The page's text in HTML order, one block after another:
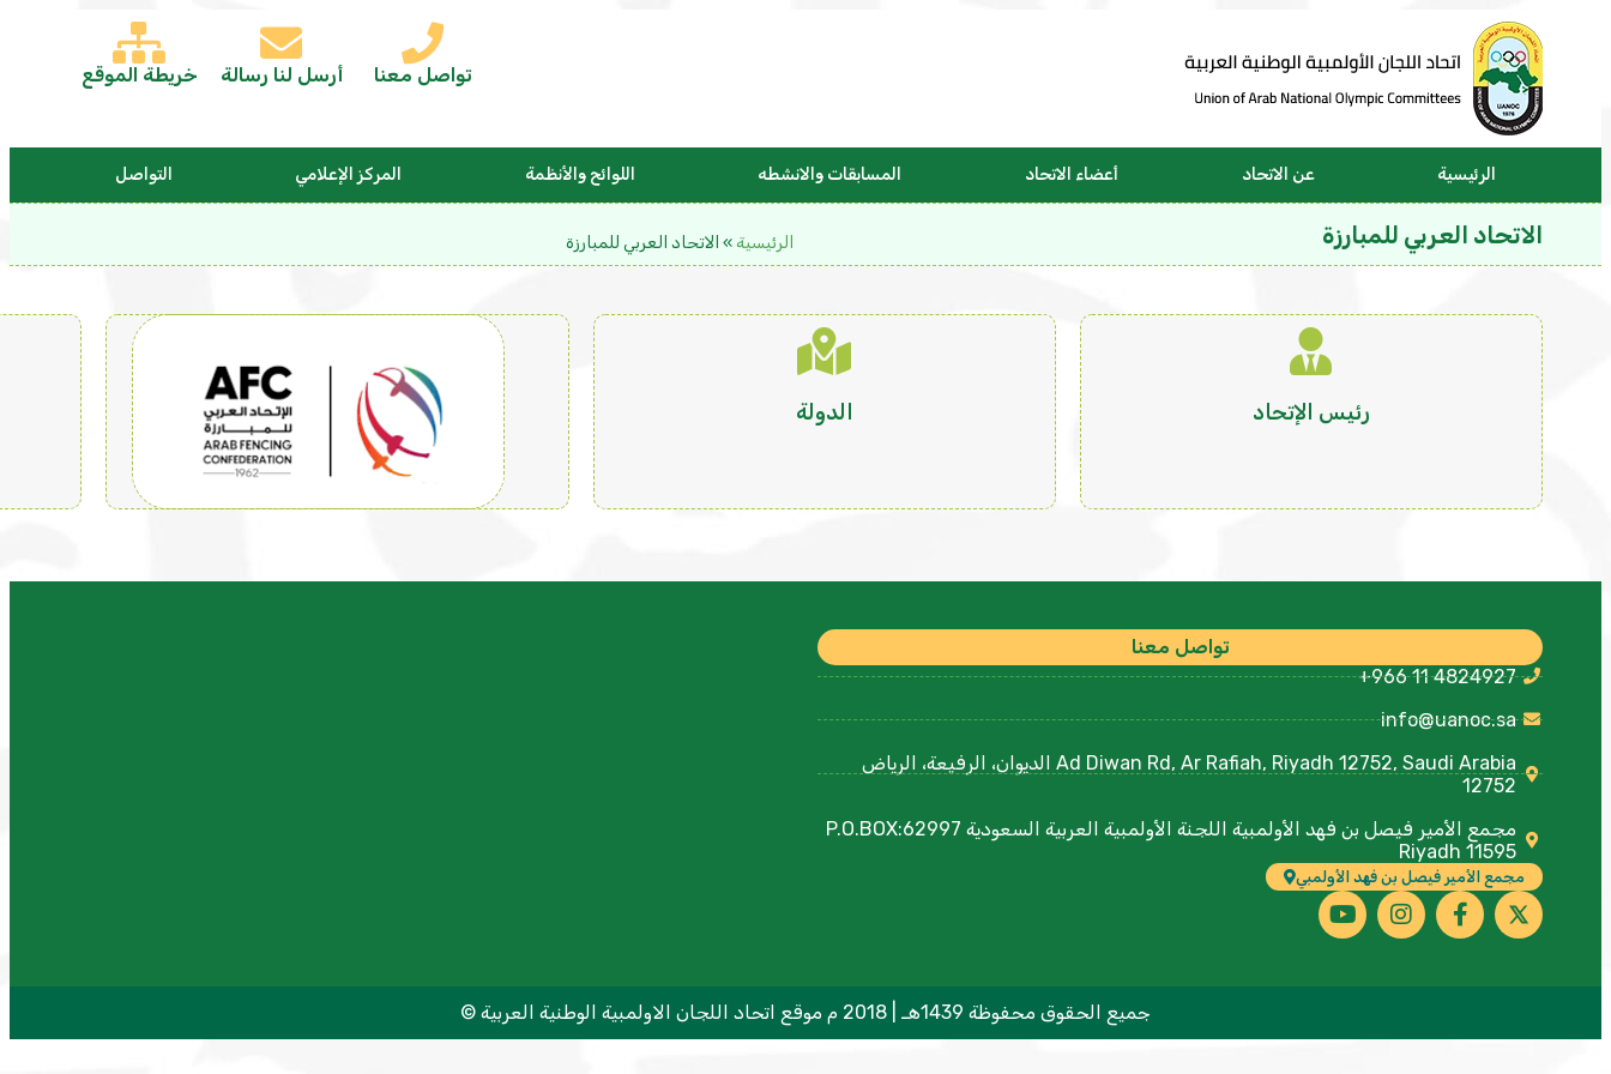
تواصل معنا أرسل لنا رسالة خريطة الموقع
الرئيسية عن الاتحاد أعضاء الاتحاد المسابقات والانشطه اللوائح والأنظمة المركز الإعلامي التواصل
الاتحاد العربي للمبارزة الرئيسية » الاتحاد العربي للمبارزة
رئيس الإتحاد الدولة نوع العضوية
تواصل معنا
+966 11 4824927
info@uanoc.sa
Ad Diwan Rd, Ar Rafiah, Riyadh 12752, Saudi Arabia الديوان، الرفيعة، الرياض
12752
مجمع الأمير فيصل بن فهد الأولمبية اللجنة الأولمبية العربية السعودية P.O.BOX:62997
Riyadh 11595
مجمع الأمير فيصل بن فهد الأولمبي
جميع الحقوق محفوظة 1439هـ | 2018 م موقع اتحاد اللجان الاولمبية الوطنية العربية ©